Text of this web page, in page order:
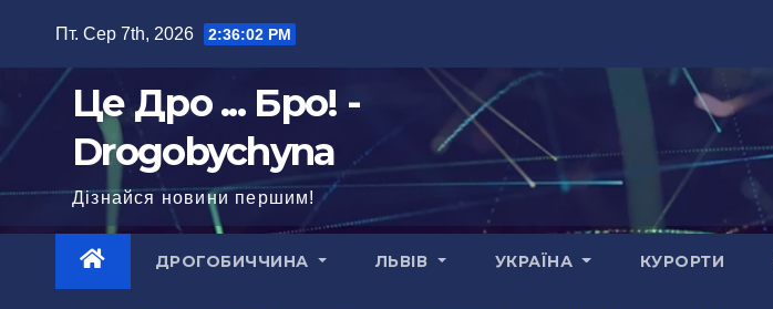
Пт. Сер 7th, 2026 2:36:03 PM
Це Дро ... Бро! -
Drogobychyna
Дізнайся новини першим!
ДРОГОБИЧЧИНА ЛЬВІВ УКРАЇНА КУРОРТИ